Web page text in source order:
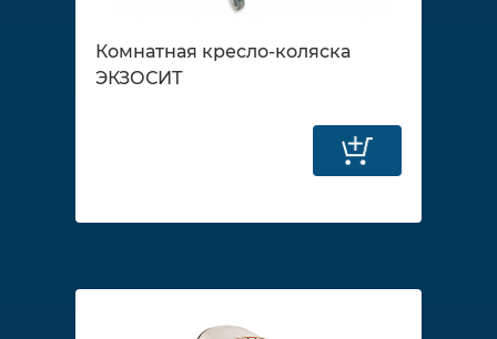
Комнатная кресло-коляска
ЭКЗОСИТ